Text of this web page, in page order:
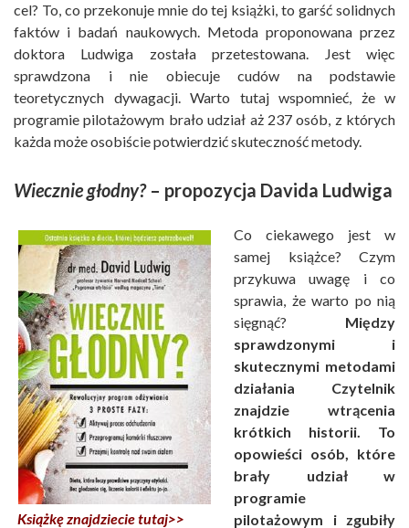
cel? To, co przekonuje mnie do tej książki, to garść solidnych
faktów i badań naukowych. Metoda proponowana przez
doktora Ludwiga została przetestowana. Jest więc
sprawdzona i nie obiecuje cudów na podstawie
teoretycznych dywagacji. Warto tutaj wspomnieć, że w
programie pilotażowym brało udział aż 237 osób, z których
każda może osobiście potwierdzić skuteczność metody.
Wiecznie głodny?– propozycja Davida Ludwiga
Książkę znajdziecie tutaj>>
Co ciekawego jest w
samej książce? Czym
przykuwa uwagę i co
sprawia, że warto po nią
sięgnąć? Między
sprawdzonymi i
skutecznymi metodami
działania Czytelnik
znajdzie wtrącenia
krótkich historii. To
opowieści osób, które
brały udział w
programie
pilotażowym i zgubiły